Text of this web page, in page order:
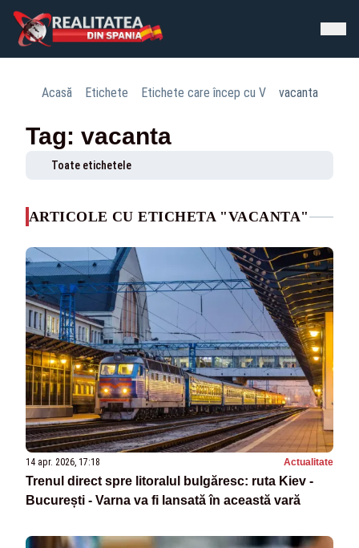
Acasă Etichete Etichete care încep cu V vacanta
Tag: vacanta
Toate etichetele
ARTICOLE CU ETICHETA "VACANTA"
14 apr. 2026, 17:18 Actualitate
Trenul direct spre litoralul bulgăresc: ruta Kiev -
București - Varna va fi lansată în această vară